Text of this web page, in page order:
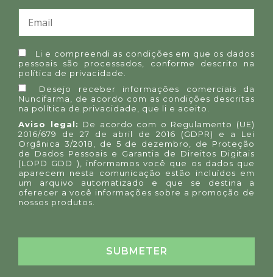
Li e compreendi as condições em que os dados
pessoais são processados, conforme descrito na
política de privacidade
Desejo receber informações comerciais da
Nuncifarma, de acordo com as condições descritas
na política de privacidade
, que li e aceito.
Aviso legal: De acordo com o Regulamento (UE)
2016/679 de 27 de abril de 2016 (GDPR) e a Lei
Orgânica 3/2018, de 5 de dezembro, de Proteção
de Dados Pessoais e Garantia de Direitos Digitais
(LOPD GDD ), informamos você que os dados que
aparecem nesta comunicação estão incluídos em
um arquivo automatizado e que se destina a
oferecer a você informações sobre a promoção de
nossos produtos.